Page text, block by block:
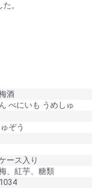
。
酒
べにいも うめしゅ
ぞう
ース入り
、紅芋、糖類